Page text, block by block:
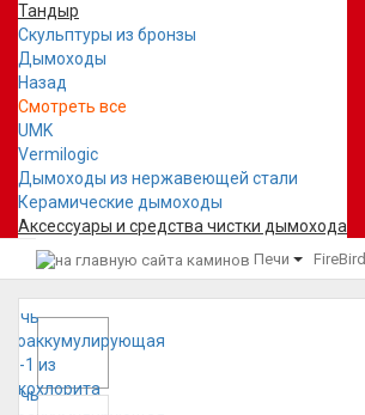
Тандыр
Скульптуры из бронзы
Дымоходы
Назад
Смотреть все
UMK
Vermilogic
Дымоходы из нержавеющей стали
Керамические дымоходы
Аксессуары и средства чистки дымохода
Печи FireBird